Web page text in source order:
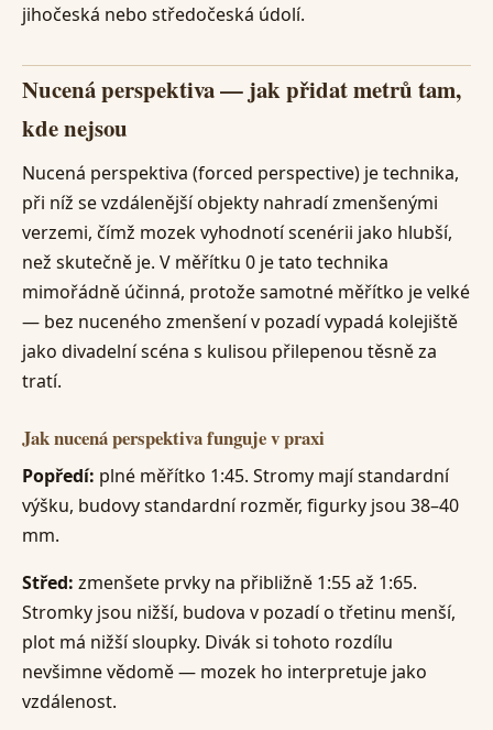
jihočeská nebo středočeská údolí.
Nucená perspektiva — jak přidat metrů tam,
kde nejsou
Nucená perspektiva (forced perspective) je technika,
při níž se vzdálenější objekty nahradí zmenšenými
verzemi, čímž mozek vyhodnotí scenérii jako hlubší,
než skutečně je. V měřítku 0 je tato technika
mimořádně účinná, protože samotné měřítko je velké
— bez nuceného zmenšení v pozadí vypadá kolejiště
jako divadelní scéna s kulisou přilepenou těsně za
tratí.
Jak nucená perspektiva funguje v praxi
Popředí: plné měřítko 1:45. Stromy mají standardní
výšku, budovy standardní rozměr, figurky jsou 38–40
mm.
Střed: zmenšete prvky na přibližně 1:55 až 1:65.
Stromky jsou nižší, budova v pozadí o třetinu menší,
plot má nižší sloupky. Divák si tohoto rozdílu
nevšimne vědomě — mozek ho interpretuje jako
vzdálenost.